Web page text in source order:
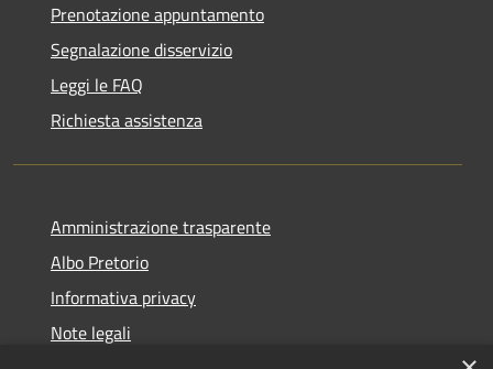
Prenotazione appuntamento
Segnalazione disservizio
Leggi le FAQ
Richiesta assistenza
Amministrazione trasparente
Albo Pretorio
Informativa privacy
Note legali